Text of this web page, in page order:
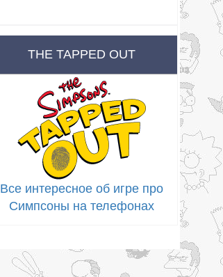
THE TAPPED OUT
Все интересное об игре про
Симпсоны на телефонах